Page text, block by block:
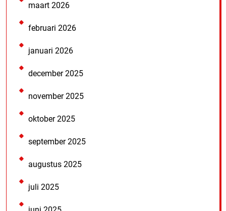
maart 2026
februari 2026
januari 2026
december 2025
november 2025
oktober 2025
september 2025
augustus 2025
juli 2025